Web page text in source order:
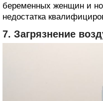
беременных женщин и
недостатка
7. Загрязнение